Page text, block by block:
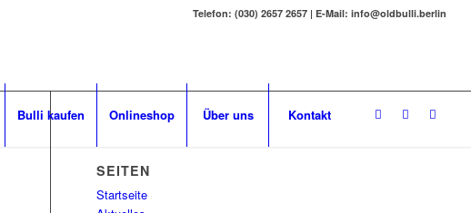
Telefon: (030) 2657 2657 | E-Mail: info@oldbulli.berlin
Bulli kaufen Onlineshop Über uns Kontakt
SEITEN
Startseite